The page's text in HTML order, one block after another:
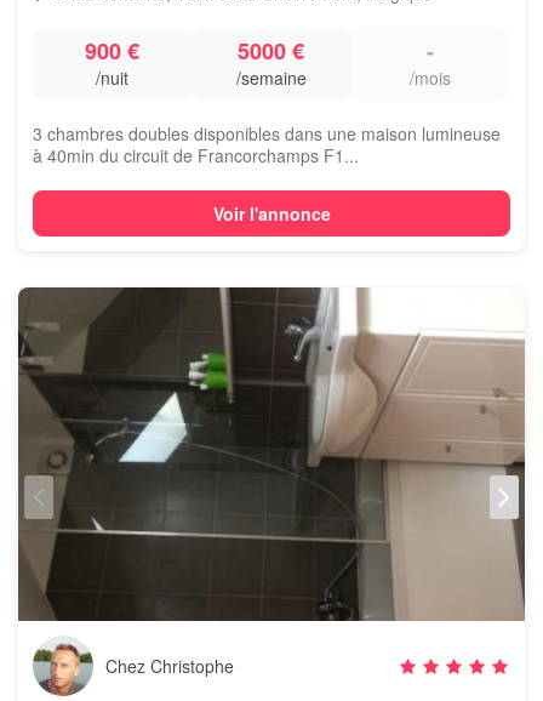
900 €
/nuit
5000 €
/semaine
-
/mois
3 chambres doubles disponibles dans une maison lumineuse
à 40min du circuit de Francorchamps F1...
Voir l'annonce
Chez Christophe